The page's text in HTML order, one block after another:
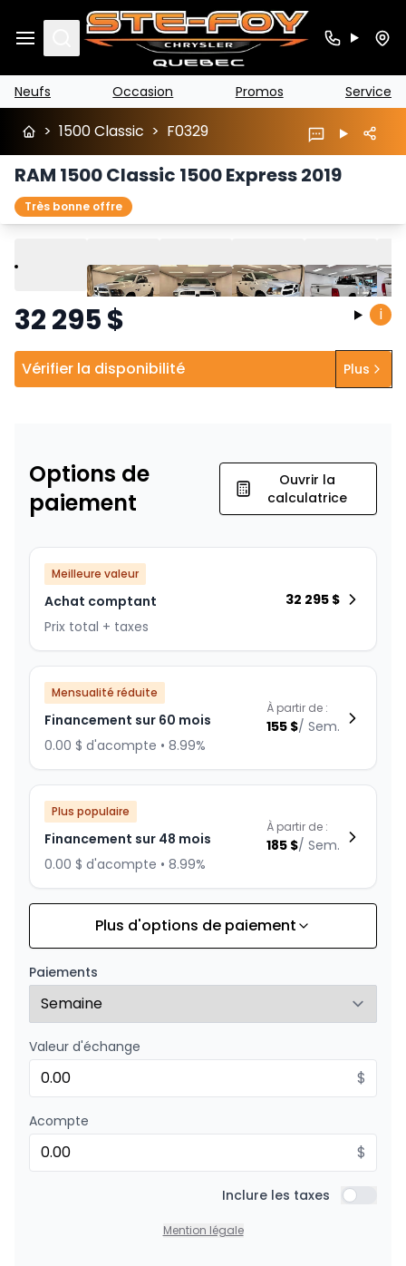
Search
Neufs Occasion Promos Service
> 1500 Classic > F0329
RAM 1500 Classic 1500 Express 2019
Très bonne offre
Lire Précédent
Suivant
32 295$ i
Vérifier la disponibilité Plus
Options de
paiement
Ouvrir la
calculatrice
Meilleure valeur
Achat comptant
Prix total + taxes
32 295 $
Mensualité réduite
Financement sur 60 mois
0.00 $ d'acompte • 8.99%
À partir de :
155 $/ Sem.
Plus populaire
Financement sur 48 mois
0.00 $ d'acompte • 8.99%
À partir de :
185 $/ Sem.
Financement sur 36 mois
0.00 $ d'acompte • 8.99%
À partir de :
Financement sur 24 mois
Financement sur 24 mois
0.00 $ d'acompte • 8.99%
À partir de :
Plus d'options de paiement
Paiements
Valeur d'échange
$
Acompte
$
Inclure les taxes Inclure
Mention légale